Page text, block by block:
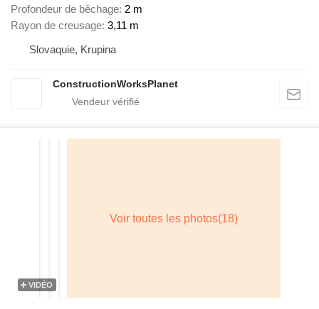
Profondeur de bêchage 2 m
Rayon de creusage 3,11 m
Slovaquie, Krupina
ConstructionWorksPlanet
VIDÉO